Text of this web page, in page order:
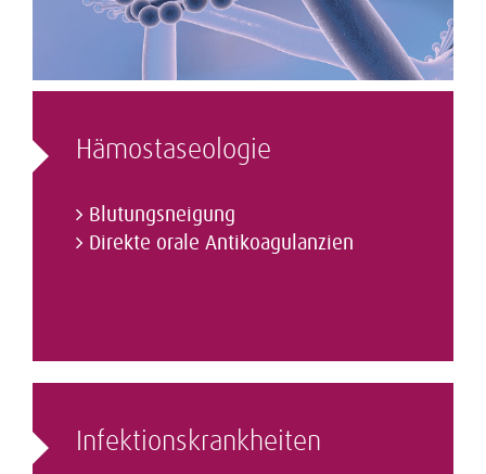
Hämostaseologie
Blutungsneigung
Direkte orale Antikoagulanzien
Infektions­krankheiten